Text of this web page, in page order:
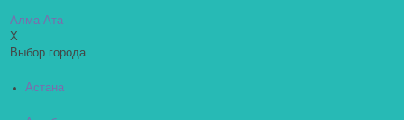
Алма-Ата
X
Выбор города
Астана